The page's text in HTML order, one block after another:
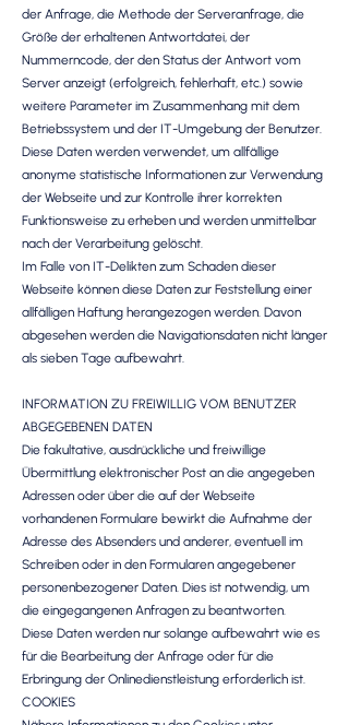
der Anfrage, die Methode der Serveranfrage, die
Größe der erhaltenen Antwortdatei, der
Nummerncode, der den Status der Antwort vom
Server anzeigt (erfolgreich, fehlerhaft, etc.) sowie
weitere Parameter im Zusammenhang mit dem
Betriebssystem und der IT-Umgebung der Benutzer.
Diese Daten werden verwendet, um allfällige
anonyme statistische Informationen zur Verwendung
der Webseite und zur Kontrolle ihrer korrekten
Funktionsweise zu erheben und werden unmittelbar
nach der Verarbeitung gelöscht.
Im Falle von IT-Delikten zum Schaden dieser
Webseite können diese Daten zur Feststellung einer
allfälligen Haftung herangezogen werden. Davon
abgesehen werden die Navigationsdaten nicht länger
als sieben Tage aufbewahrt.
INFORMATION ZU FREIWILLIG VOM BENUTZER
ABGEGEBENEN DATEN
Die fakultative, ausdrückliche und freiwillige
Übermittlung elektronischer Post an die angegeben
Adressen oder über die auf der Webseite
vorhandenen Formulare bewirkt die Aufnahme der
Adresse des Absenders und anderer, eventuell im
Schreiben oder in den Formularen angegebener
personenbezogener Daten. Dies ist notwendig, um
die eingegangenen Anfragen zu beantworten.
Diese Daten werden nur solange aufbewahrt wie es
für die Bearbeitung der Anfrage oder für die
Erbringung der Onlinedienstleistung erforderlich ist.
COOKIES